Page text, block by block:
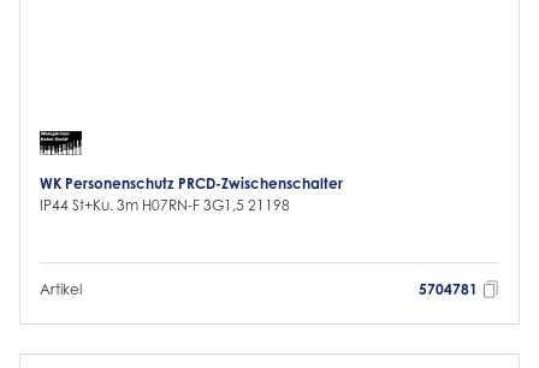
WK Personenschutz PRCD-Zwischenschalter
IP44 St+Ku. 3m H07RN-F 3G1,5 21198
Artikel 5704781